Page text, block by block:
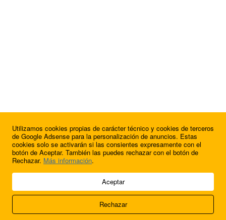
© 2009 - 2026 Soluciones Corporativas IP, SL.
Acerca de nosotros
FútbolBalear
Utilizamos cookies propias de carácter técnico y cookies de terceros
de Google Adsense para la personalización de anuncios. Estas
cookies solo se activarán si las consientes expresamente con el
botón de Aceptar. También las puedes rechazar con el botón de
Rechazar. Más información.
Aceptar
Rechazar